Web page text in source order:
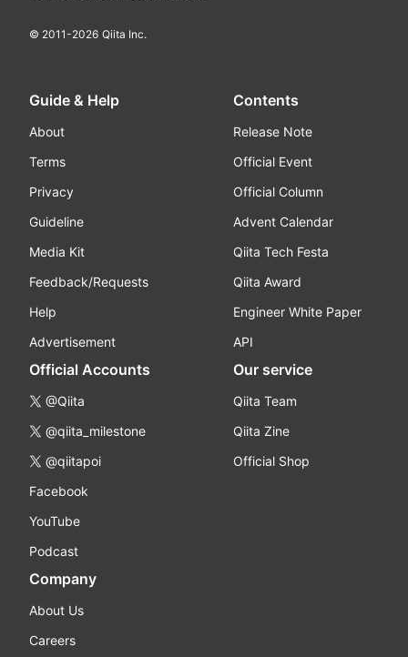
© 2011-2026 Qiita Inc.
Guide & Help
About
Terms
Privacy
Guideline
Media Kit
Feedback/Requests
Help
Advertisement
Contents
Release Note
Official Event
Official Column
Advent Calendar
Qiita Tech Festa
Qiita Award
Engineer White Paper
API
Official Accounts
@Qiita
@qiita_milestone
@qiitapoi
Facebook
YouTube
Podcast
Our service
Qiita Team
Qiita Zine
Official Shop
Company
About Us
Careers